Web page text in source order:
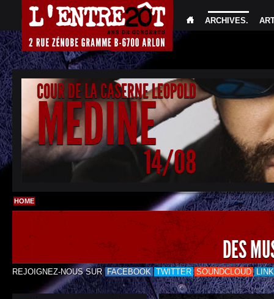
ARCHIVES.
COUR DE LA CASERNE LEOPOLD
MEDINE
14/08
HOME
DES
REJOIGNEZ-NOUS SUR FACEBOOK TWITTER SOUNDCLOUD